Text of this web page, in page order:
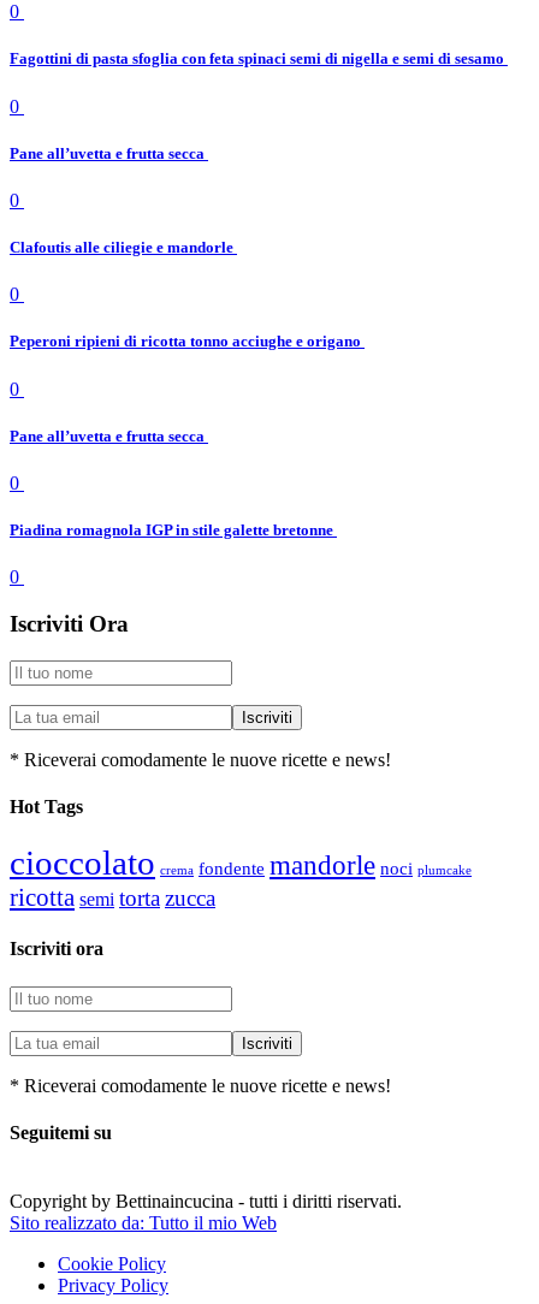
0
Fagottini di pasta sfoglia con feta spinaci semi di nigella e semi di sesamo
0
Pane all’uvetta e frutta secca
0
Clafoutis alle ciliegie e mandorle
0
Peperoni ripieni di ricotta tonno acciughe e origano
0
Pane all’uvetta e frutta secca
0
Piadina romagnola IGP in stile galette bretonne
0
Iscriviti Ora
* Riceverai comodamente le nuove ricette e news!
Hot Tags
cioccolato crema fondente mandorle noci plumcake
ricotta semi tortazucca
Iscriviti ora
* Riceverai comodamente le nuove ricette e news!
Seguitemi su
Copyright by Bettinaincucina - tutti i diritti riservati.
Sito realizzato da: Tutto il mio Web
Cookie Policy
Privacy Policy